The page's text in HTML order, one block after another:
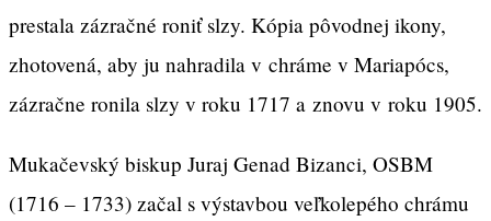
prestala zázračné roniť slzy. Kópia pôvodnej ikony,
zhotovená, aby ju nahradila v chráme v Mariapócs,
zázračne ronila slzy v roku 1717 a znovu v roku 1905.
Mukačevský biskup Juraj Genad Bizanci, OSBM
(1716 – 1733) začal s výstavbou veľkolepého chrámu